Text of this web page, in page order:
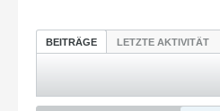
BEITRÄGE LETZTE AKTIVITÄT